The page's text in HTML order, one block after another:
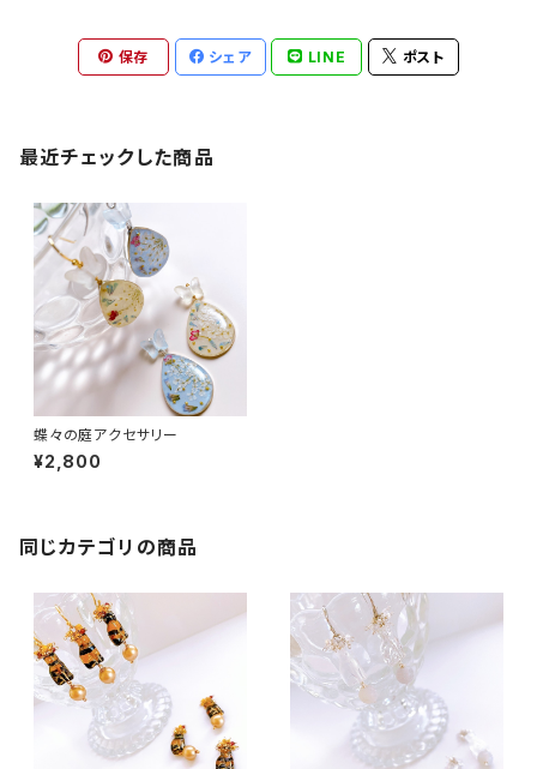
保存 シェア LINE ポスト
最近チェックした商品
蝶々の庭アクセサリー
¥2,800
同じカテゴリの商品